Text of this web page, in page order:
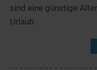
sind eine günstige
Urlaub.